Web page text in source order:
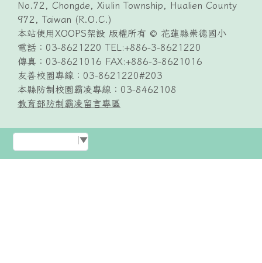
No.72, Chongde, Xiulin Township, Hualien County
972, Taiwan (R.O.C.)
本站使用XOOPS架設 版權所有 © 花蓮縣崇德國小
電話：03-8621220 TEL:+886-3-8621220
傳真：03-8621016 FAX:+886-3-8621016
友善校園專線：03-8621220#203
本縣防制校園霸凌專線：03-8462108
教育部防制霸凌留言專區
▼